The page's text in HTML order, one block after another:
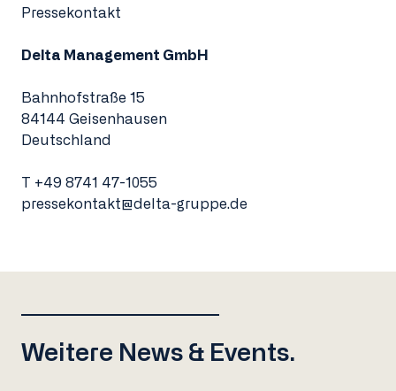
Pressekontakt
Delta Management GmbH
Bahnhofstraße 15
84144 Geisenhausen
Deutschland
T +49 8741 47-1055
pressekontakt@delta-gruppe.de
Weitere News & Events.